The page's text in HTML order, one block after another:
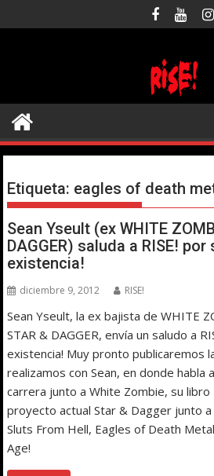
al
Etiqueta: eagles of death
Sean Yseult (ex WHITE
DAGGER) saluda a RISE!
existencia!
diciembre 9, 2012 RISE!
Sean Yseult, la ex bajista de WHITE
STAR & DAGGER, envía un saludo a
existencia! Muy pronto publicaremos
realizamos con Sean, en donde habla
carrera junto a White Zombie, su libro
proyecto actual Star & Dagger junto
Sluts From Hell, Eagles of Death
Age!